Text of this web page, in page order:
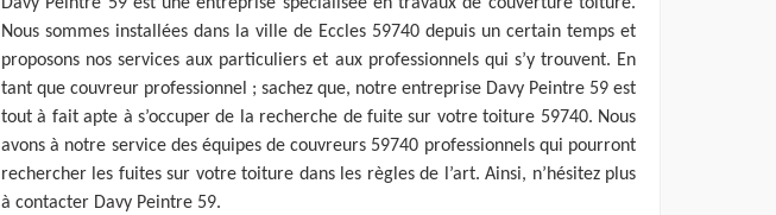
Nous sommes installées dans la ville de Eccles 59740 depuis un certain temps et
proposons nos services aux particuliers et aux professionnels qui s’y trouvent. En
tant que couvreur professionnel ; sachez que, notre entreprise Davy Peintre 59 est
tout à fait apte à s’occuper de la recherche de fuite sur votre toiture 59740. Nous
avons à notre service des équipes de couvreurs 59740 professionnels qui pourront
rechercher les fuites sur votre toiture dans les règles de l’art. Ainsi, n’hésitez plus
à contacter Davy Peintre 59.